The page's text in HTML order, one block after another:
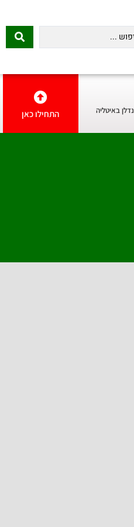
נדלן באיטליה התחילו כאן